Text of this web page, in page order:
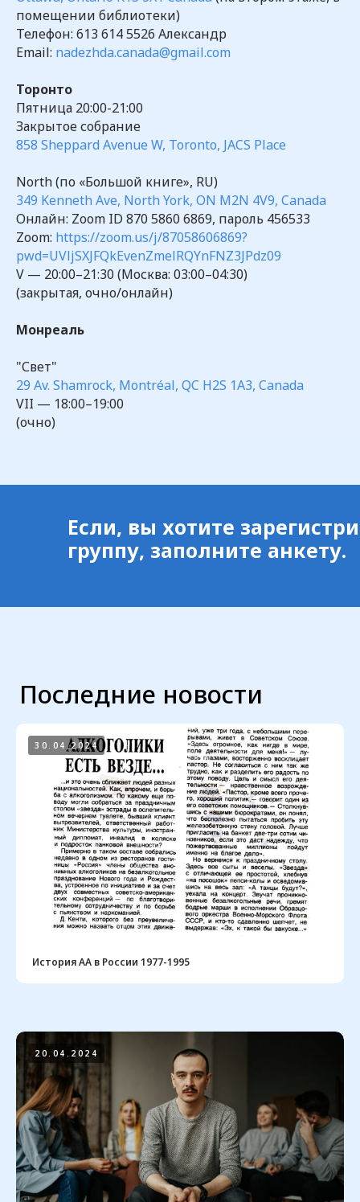
помещении библиотеки)
Телефон: 613 614 5526 Александр
Email: nadezhda.canada@gmail.com
Торонто
Пятница 20:00-21:00
Закрытое собрание
858 Sheppard Avenue W, Toronto, JACS Place
North (по «Большой книге», RU)
349 Kenneth Ave, North York, ON M2N 4V9, Canada
Онлайн: Zoom ID 870 5860 6869, пароль 456533
Zoom: https://zoom.us/j/87058606869?
pwd=UVljSXJFQkEvenZmelRQYnFNZ3JPdz09
V — 20:00–21:30 (Москва: 03:00–04:30)
(закрытая, очно/онлайн)
Монреаль
"Свет"
29 Av. Shamrock, Montréal, QC H2S 1A3, Canada
VII — 18:00–19:00
(очно)
Если, вы хотите
группу, заполните анкету.
30.04.2024
История АА в России 1977-1995
20.04.2024
Посмотреть все
Мы будем рады вам помочь
в выздоровлении от алкоголизма
Найти группу
Заказать литературу
Телефон ЦБО
+ 7 985 448 29 80
10:00-18:00 мск
Зарегистрировано на июнь 2026 — 1291
Политика
конфиденциальности
Реквизиты организации
Публичная оферта